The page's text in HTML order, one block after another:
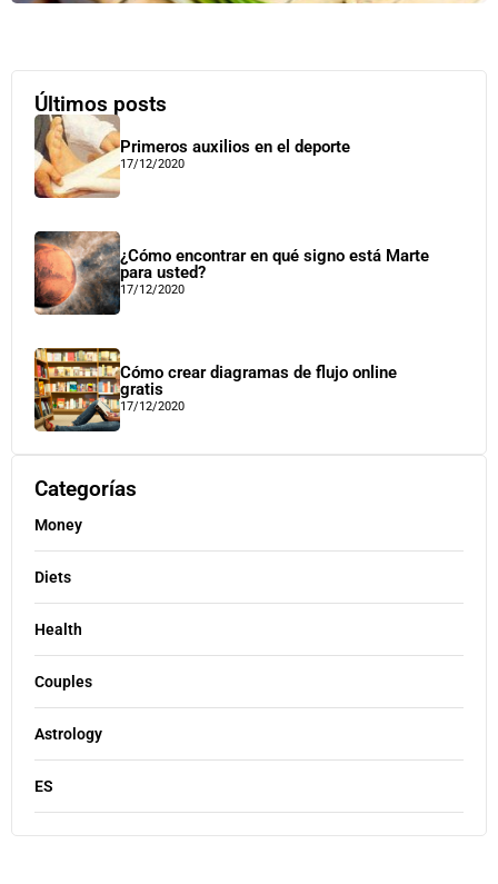
Últimos posts
Primeros auxilios en el deporte
17/12/2020
¿Cómo encontrar en qué signo está Marte
para usted?
17/12/2020
Cómo crear diagramas de flujo online
gratis
17/12/2020
Categorías
Money
Diets
Health
Couples
Astrology
ES